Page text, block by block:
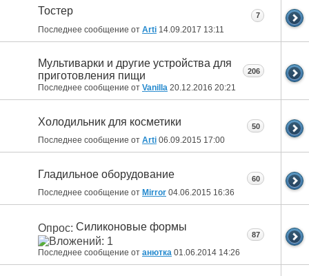
Тостер
Последнее сообщение от Arti 14.09.2017 13:11
7
Мультиварки и другие устройства для
приготовления пищи
Последнее сообщение от Vanilla 20.12.2016 20:21
206
Холодильник для косметики
Последнее сообщение от Arti 06.09.2015 17:00
50
Гладильное оборудование
Последнее сообщение от Mirror 04.06.2015 16:36
60
Опрос: Силиконовые формы
Последнее сообщение от анютка 01.06.2014 14:26
87